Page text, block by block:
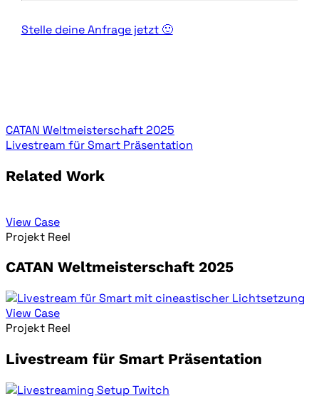
Stelle deine Anfrage jetzt 🙂
CATAN Weltmeisterschaft 2025
Livestream für Smart Präsentation
Related Work
View Case
Projekt Reel
CATAN Weltmeisterschaft 2025
View Case
Projekt Reel
Livestream für Smart Präsentation